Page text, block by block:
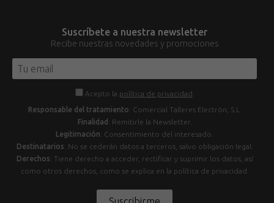
Suscríbete a nuestra newsletter
Recibe nuestras novedades y promociones
Acepto la política de privacidad
Responsable del tratamiento: Comercial Talleres Electrón, S.L.
Finalidad : Remitirle la Newsletter.
Legitimación: Consentimiento del interesado.
Destinatarios: No se cederán datos a terceros, salvo obligación legal.
Derechos: Tiene derecho a acceder, rectificar y suprimir los datos, así
como otros derechos, como se explica en la política de privacidad.